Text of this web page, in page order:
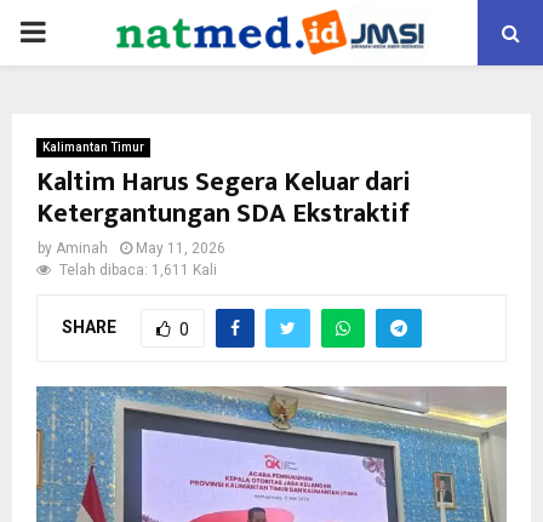
PRIMARY
Kalimantan Timur
Kaltim Harus Segera Keluar dari
Ketergantungan SDA Ekstraktif
by Aminah
May 11, 2026
Telah dibaca: 1,611 Kali
SHARE 0